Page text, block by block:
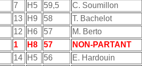
7 H5 59,5
C. Soumillon
13 H9 58
T. Bachelot
12 H6 57
M. Berto
1 H8 57
NON-PARTANT
14 H5 56
E. Hardouin